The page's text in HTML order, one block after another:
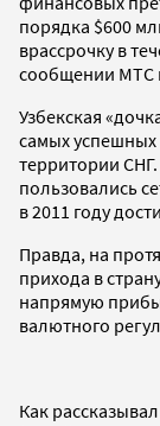
порядка $600
врассрочку в
сообщении МТС
Узбекская
самых
территории
пользовались
в 2011 году
Правда, на
прихода в
напрямую
валютного
Как